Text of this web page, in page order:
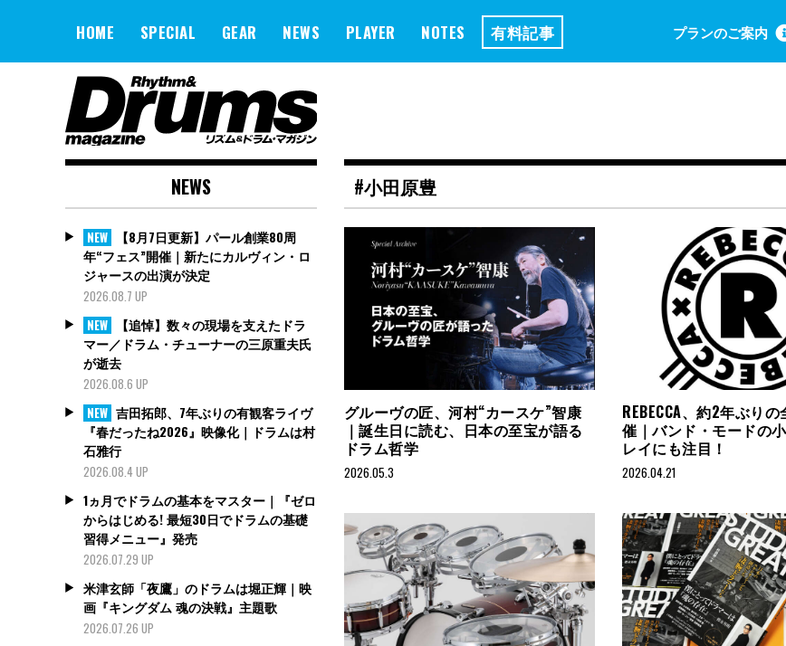
HOME SPECIAL GEAR NEWS PLAYER NOTES 有料記事 プランのご案内
#小田原豊
グルーヴの匠、河村“カースケ”智康
｜誕生日に読む、日本の至宝が語る
ドラム哲学
2026.05.3
REBECCA、約2年ぶり
催｜バンド・モードの
レイにも注目！
2026.04.21
NEWS
NEW
【8月7日更新】パール創業80周
年“フェス”開催｜新たにカルヴィン・ロ
ジャースの出演が決定
2026.08.7 UP
NEW
【追悼】数々の現場を支えたドラ
マー／ドラム・チューナーの三原重夫氏
が逝去
2026.08.6 UP
NEW 吉田拓郎、7年ぶりの有観客ライヴ
『春だったね2026』映像化｜ドラムは村
石雅行
2026.08.4 UP
1ヵ月でドラムの基本をマスター｜『ゼロ
からはじめる! 最短30日でドラムの基礎
習得メニュー』発売
2026.07.29 UP
米津玄師「夜鷹」のドラムは堀正輝｜映
画『キングダム 魂の決戦』主題歌
2026.07.26 UP